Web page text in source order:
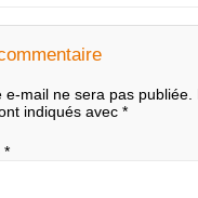
e-mail ne sera pas publiée.
indiqués avec *
*